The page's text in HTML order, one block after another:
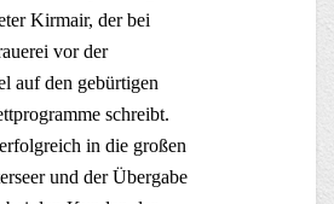
Kirmair, der bei
vor der
auf den gebürtigen
schreibt.
in die großen
und der Übergabe